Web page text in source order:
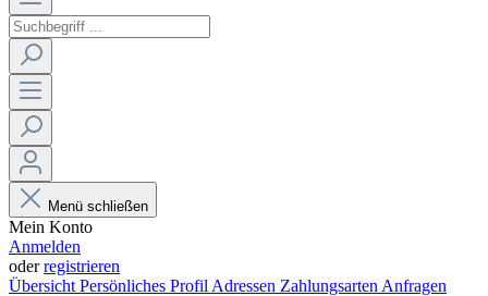
Menü schließen
Mein Konto
Anmelden
oderregistrieren
Übersicht Persönliches Profil Adressen Zahlungsarten Anfragen